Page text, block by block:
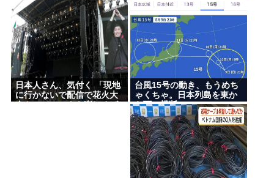
日本人さん、気付く 「現地
に行かないで配信で花火大
台風15号の動き、もうめち
ゃくちゃ。日本列島を東か
ら西に横断